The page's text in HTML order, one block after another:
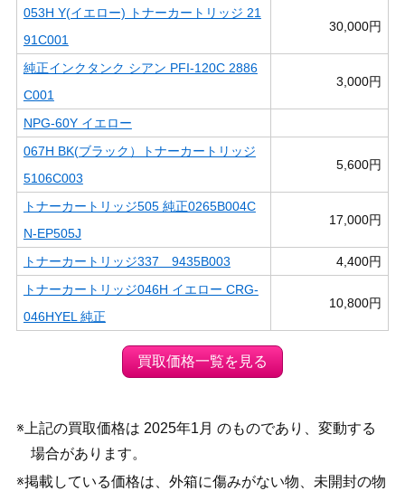
053H Y(イエロー) トナーカートリッジ 21
91C001
30,000円
純正インクタンク シアン PFI-120C 2886
C001
3,000円
NPG-60Y イエロー
067H BK(ブラック）トナーカートリッジ
5106C003
5,600円
トナーカートリッジ505 純正0265B004C
N-EP505J
17,000円
トナーカートリッジ337 9435B003
4,400円
トナーカートリッジ046H イエロー CRG-
046HYEL 純正
10,800円
買取価格一覧を見る
※上記の買取価格は 2025年1月 のものであり、変動する
場合があります。
※掲載している価格は、外箱に傷みがない物、未開封の物